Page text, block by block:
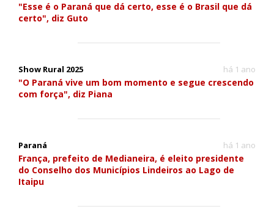
"Esse é o Paraná que dá certo, esse é o Brasil que dá
certo", diz Guto
Show Rural 2025 há 1 ano
"O Paraná vive um bom momento e segue crescendo
com força", diz Piana
Paraná há 1 ano
França, prefeito de Medianeira, é eleito presidente
do Conselho dos Municípios Lindeiros ao Lago de
Itaipu